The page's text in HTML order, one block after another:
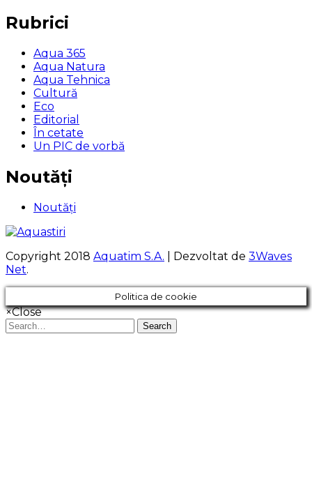
Rubrici
Aqua 365
Aqua Natura
Aqua Tehnica
Cultură
Eco
Editorial
În cetate
Un PIC de vorbă
Noutăți
Noutăți
Copyright 2018 Aquatim S.A. | Dezvoltat de 3Waves
Net.
Politica de cookie
×Close
Search